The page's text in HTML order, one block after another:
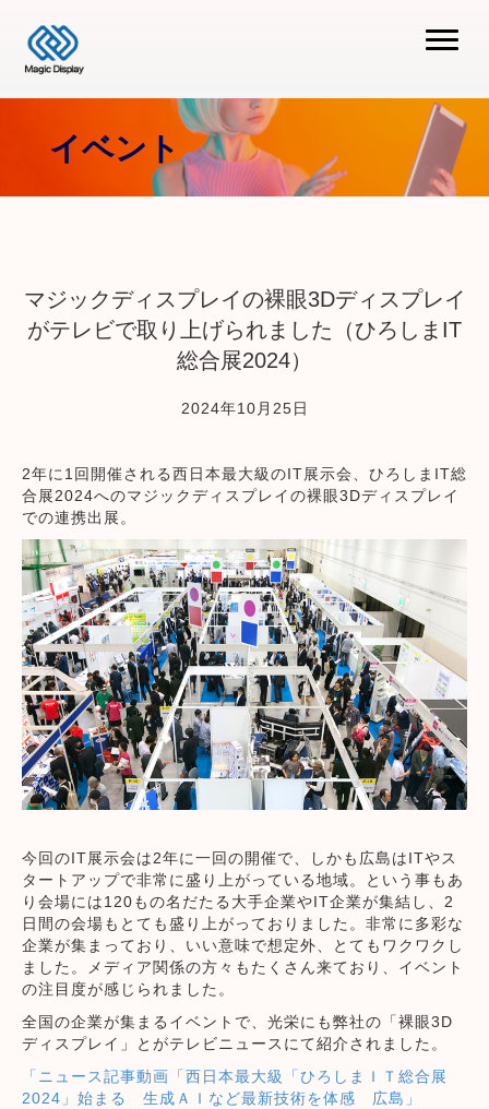
イベント
マジックディスプレイの裸眼3Dディスプレイ
がテレビで取り上げられました（ひろしまIT
総合展2024）
2024年10月25日
2年に1回開催される西日本最大級のIT展示会、ひろしまIT総
合展2024へのマジックディスプレイの裸眼3Dディスプレイ
での連携出展。
今回のIT展示会は2年に一回の開催で、しかも広島はITやス
タートアップで非常に盛り上がっている地域。という事もあ
り会場には120もの名だたる大手企業やIT企業が集結し、2
日間の会場もとても盛り上がっておりました。非常に多彩な
企業が集まっており、いい意味で想定外、とてもワクワクし
ました。メディア関係の方々もたくさん来ており、イベント
の注目度が感じられました。
全国の企業が集まるイベントで、光栄にも弊社の「裸眼3D
ディスプレイ」とがテレビニュースにて紹介されました。
「ニュース記事動画「西日本最大級「ひろしまＩＴ総合展
2024」始まる 生成ＡＩなど最新技術を体感 広島」